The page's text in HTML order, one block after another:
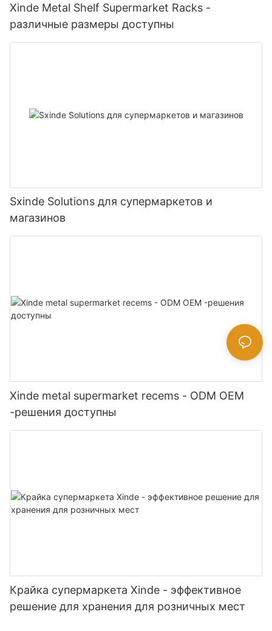
Xinde Metal Shelf Supermarket Racks -
различные размеры доступны
Sxinde Solutions для супермаркетов и
магазинов
Xinde metal supermarket recems - ODM OEM
-решения доступны
Крайка супермаркета Xinde - эффективное
решение для хранения для розничных мест